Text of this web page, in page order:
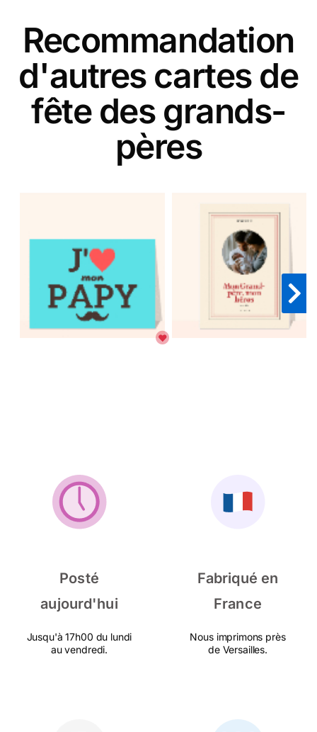
Recommandation
d'autres cartes de
fête des grands-
pères
Posté
aujourd'hui
Jusqu'à 17h00 du lundi
au vendredi.
Fabriqué en
France
Nous imprimons près
de Versailles.